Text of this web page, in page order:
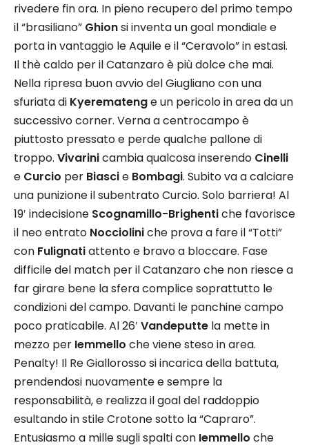
rivedere fin ora. In pieno recupero del primo tempo
il “brasiliano” Ghionsi inventa un goal mondiale e
porta in vantaggio le Aquile e il “Ceravolo” in estasi.
Il thè caldo per il Catanzaro è più dolce che mai.
Nella ripresa buon avvio del Giugliano con una
sfuriata di Kyerematenge un pericolo in area da un
successivo corner. Verna a centrocampo è
piuttosto pressato e perde qualche pallone di
troppo. Vivarinicambia qualcosa inserendo Cinelli
e Curcio per Biascie Bombagi. Subito va a calciare
una punizione il subentrato Curcio. Solo barriera! Al
19′ indecisione Scognamillo-Brighentiche favorisce
il neo entrato Noccioliniche prova a fare il “Totti”
con Fulignatiattento e bravo a bloccare. Fase
difficile del match per il Catanzaro che non riesce a
far girare bene la sfera complice soprattutto le
condizioni del campo. Davanti le panchine campo
poco praticabile. Al 26′ Vandeputte la mette in
mezzo per Iemmello che viene steso in area.
Penalty! Il Re Giallorosso si incarica della battuta,
prendendosi nuovamente e sempre la
responsabilità, e realizza il goal del raddoppio
esultando in stile Crotone sotto la “Capraro”.
Entusiasmo a mille sugli spalti con Iemmello che